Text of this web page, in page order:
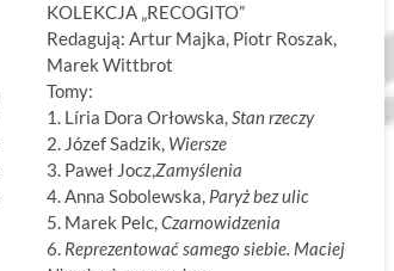
KOLEKCJA „RECOGITO”
Redagują: Artur Majka, Piotr Roszak,
Marek Wittbrot
Tomy:
1. Líria Dora Orłowska,Stan rzeczy
2. Józef Sadzik, Wiersze
3. Paweł Jocz,Zamyślenia
4. Anna Sobolewska, Paryż bez ulic
5. Marek Pelc,Czarnowidzenia
6. Reprezentować samego siebie. Maciej